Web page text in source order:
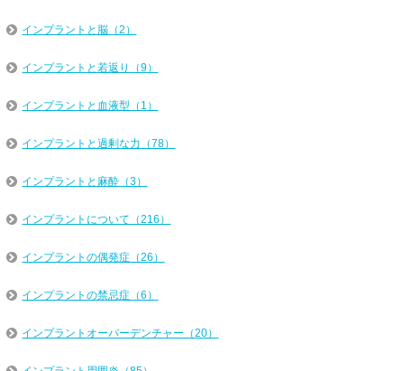
インプラントと脳（2）
インプラントと若返り（9）
インプラントと血液型（1）
インプラントと過剰な力（78）
インプラントと麻酔（3）
インプラントについて（216）
インプラントの偶発症（26）
インプラントの禁忌症（6）
インプラントオーバーデンチャー（20）